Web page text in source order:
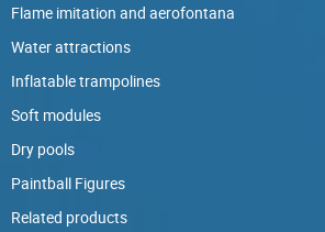
Flame imitation and aerofontana
Water attractions
Inflatable trampolines
Soft modules
Dry pools
Paintball Figures
Related products